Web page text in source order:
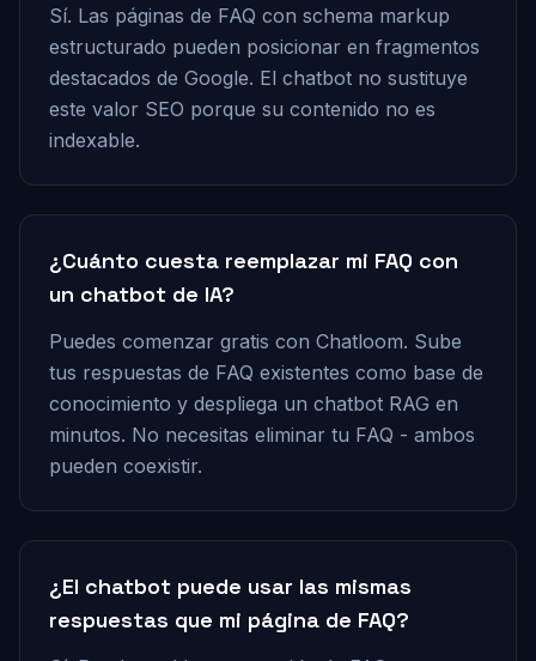
Sí. Las páginas de FAQ con schema markup
estructurado pueden posicionar en fragmentos
destacados de Google. El chatbot no sustituye
este valor SEO porque su contenido no es
indexable.
¿Cuánto cuesta reemplazar mi FAQ con
un chatbot de IA?
Puedes comenzar gratis con Chatloom. Sube
tus respuestas de FAQ existentes como base de
conocimiento y despliega un chatbot RAG en
minutos. No necesitas eliminar tu FAQ - ambos
pueden coexistir.
¿El chatbot puede usar las mismas
respuestas que mi página de FAQ?